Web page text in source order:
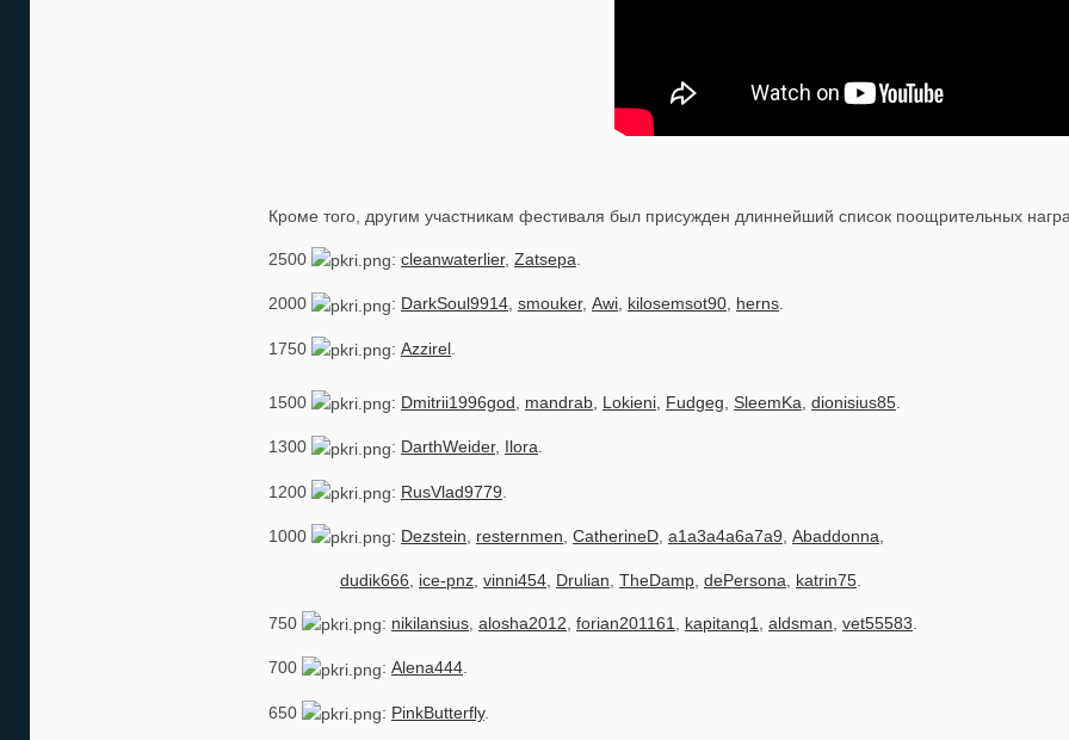
Кроме того, другим участникам фестиваля был присужден длиннейший список поощрительных
2500 : cleanwaterlier, Zatsepa
2000 : DarkSoul9914, smouker, Awi, kilosemsot90, herns.
1750 : Azzirel
1500 : Dmitrii1996god mandrab Lokieni Fudgeg SleemKa dionisius85
1300 : DarthWeider, Ilora.
1200 : RusVlad9779
1000 : Dezstein resternmen CatherineD a1a3a4a6a7a9 Abaddonna
dudik666 ice-pnz vinni454 Drulian TheDamp dePersona katrin75
750 : nikilansius alosha2012 forian201161 kapitanq1 aldsman vet55583
700 : Alena444.
650 : PinkButterfly.